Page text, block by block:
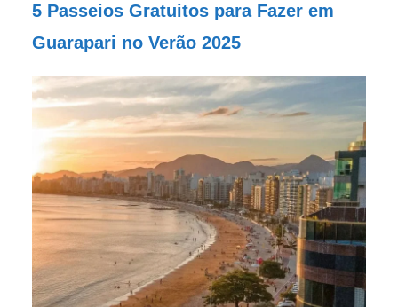
5 Passeios Gratuitos para Fazer em
Guarapari no Verão 2025